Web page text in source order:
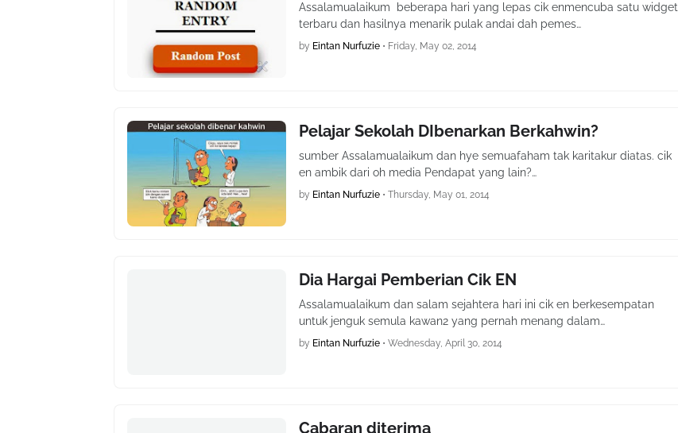
Assalamualaikum beberapa hari yang lepas cik enmencuba satu widget
terbaru dan hasilnya menarik pulak andai dah pemes…
by Eintan Nurfuzie • Friday, May 02, 2014
Pelajar Sekolah DIbenarkan Berkahwin?
sumber Assalamualaikum dan hye semuafaham tak karitakur diatas. cik
en ambik dari oh media Pendapat yang lain?…
by Eintan Nurfuzie • Thursday, May 01, 2014
Dia Hargai Pemberian Cik EN
Assalamualaikum dan salam sejahtera hari ini cik en berkesempatan
untuk jenguk semula kawan2 yang pernah menang dalam…
by Eintan Nurfuzie • Wednesday, April 30, 2014
Cabaran diterima